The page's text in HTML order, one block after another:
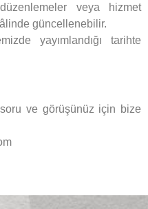
veya hizmet
güncellenebilir.
yayımlandığı tarihte
ve görüşünüz için bize